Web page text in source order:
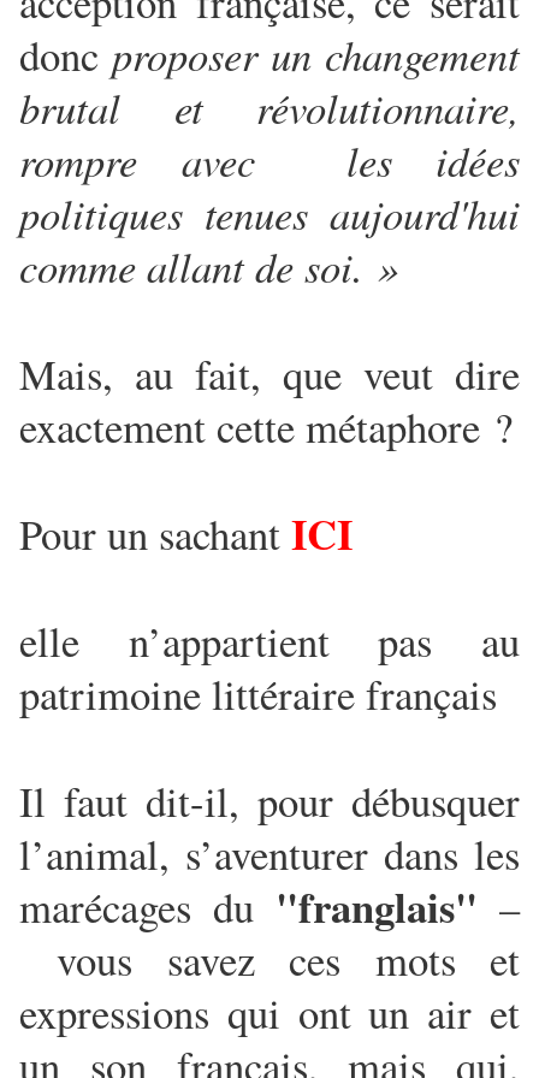
donc proposer un changement
brutal et révolutionnaire,
rompre avec les idées
politiques tenues aujourd'hui
comme allant de soi. »
Mais, au fait, que veut dire
exactement cette métaphore ?
Pour un sachantICI
elle n’appartient pas au
patrimoine littéraire français
Il faut dit-il, pour débusquer
l’animal, s’aventurer dans les
marécages du "franglais" –
vous savez ces mots et
expressions qui ont un air et
un son français, mais qui,